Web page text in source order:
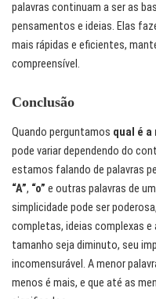
palavras continuam a ser as
pensamentos e ideias. Elas
mais rápidas e eficientes,
compreensível.
Conclusão
Quando perguntamos qual é a
pode variar dependendo do
estamos falando de palavras
“A”, “o” e outras palavras de
simplicidade pode ser
completas, ideias complexas
tamanho seja diminuto, seu
incomensurável. A menor
menos é mais, e que até as